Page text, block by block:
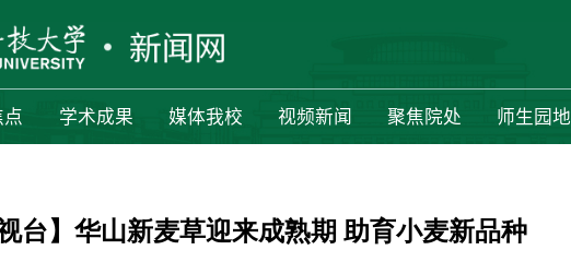
学术成果 媒体我校 视频新闻 聚焦院处 师生园地
视台】华山新麦草迎来成熟期 助育小麦新品种